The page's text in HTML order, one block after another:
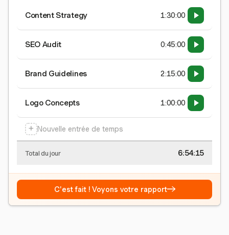
Content Strategy 1:30:00
SEO Audit 0:45:00
Brand Guidelines 2:15:00
Logo Concepts 1:00:00
+ Nouvelle entrée de temps
Total du jour 6:54:15
C'est fait ! Voyons votre rapport→